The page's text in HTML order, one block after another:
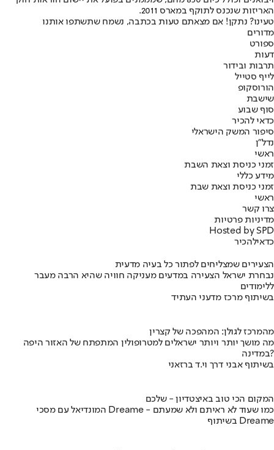
האריזות שנכנס לתוקף במארס 2011.
טעינו? נתקן! אם מצאתם טעות בכתבה, נשמח שתשתפו אותנו
מדורים
ספורט
דעות
תרבות ובידור
לייף סטייל
הורוסקופ
שישבת
סוף שבוע
כדאי להכיר
סיפור המשק הישראלי
נדל"ן
ראשי
זמני כניסת וצאת השבת
מידע כללי
זמני כניסת וצאת שבת
ראשי
צרו קשר
מדיניות פרטיות
Hosted by SPD
כדאילהכיר
הצעירים שמצליחים לפתור כל בעיה מדעית
נבחרת ישראל הצעירה במדעים מעניקה חוויה שהיא הרבה מעבר
ללימודים
בשיתוף מרכז מדעני העתיד
מהמרכז לגולן: המהפכה של קצרין
מה מושך יותר ויותר ישראלים למטרופולין המתפתח של האזור היפה
במדינה?
בשיתוף אבני דרך וי.ד ברזאני
המקום הכי טוב באיצטדיון - שלכם
המונדיאל עם מסכי Dreame - כמו שעוד לא ראיתם ולא שמעתם
בשיתוף Dreame